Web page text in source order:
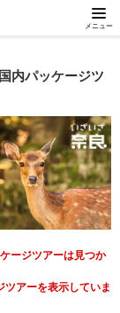
メニュー
内パッケージツ
ージツアーは見つか
ツアーを表示していま